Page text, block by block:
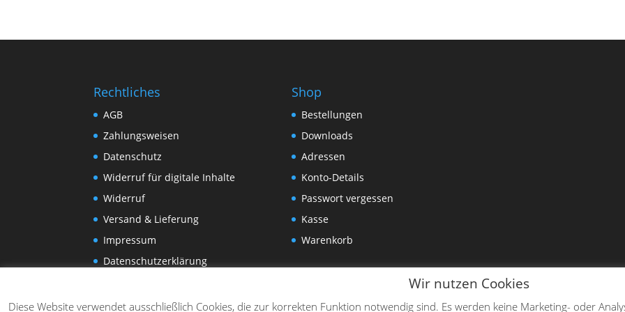
Rechtliches
AGB
Zahlungsweisen
Datenschutz
Widerruf für digitale Inhalte
Widerruf
Versand & Lieferung
Impressum
Datenschutzerklärung
Shop
Bestellungen
Downloads
Adressen
Konto-Details
Passwort vergessen
Kasse
Warenkorb
Wir nutzen Cookies
Diese Website verwendet ausschließlich Cookies, die zur korrekten Funktion notwendig sind. Es werden keine Marketing- oder